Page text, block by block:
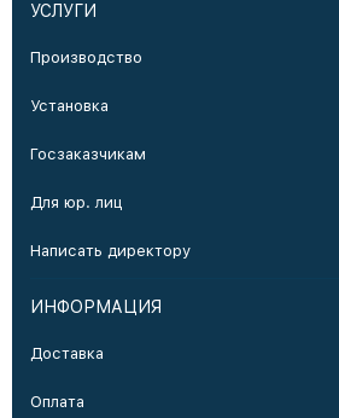
УСЛУГИ
Производство
Установка
Госзаказчикам
Для юр. лиц
Написать директору
ИНФОРМАЦИЯ
Доставка
Оплата